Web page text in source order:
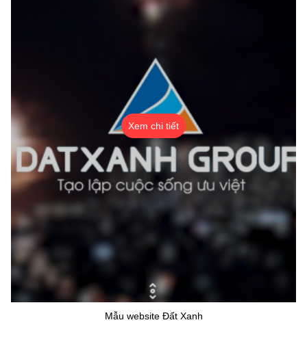
Xem chi tiết
Mẫu website Đất Xanh